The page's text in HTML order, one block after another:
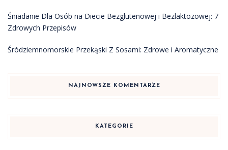
Śniadanie Dla Osób na Diecie Bezglutenowej i Bezlaktozowej: 7
Zdrowych Przepisów
Śródziemnomorskie Przekąski Z Sosami: Zdrowe i Aromatyczne
NAJNOWSZE KOMENTARZE
KATEGORIE